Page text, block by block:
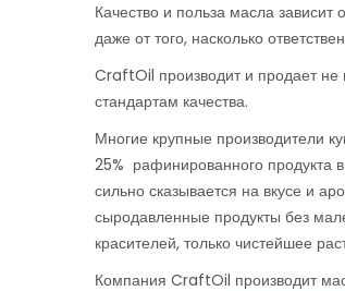
Качество и польза масла зависит
даже от того, насколько
CraftOil производит и продает
стандартам качества.
Многие крупные производители
25% рафинированного продукта
сильно сказывается на вкусе и
сыродавленные продукты без
красителей, только чистейшее
Компания CraftOil производит